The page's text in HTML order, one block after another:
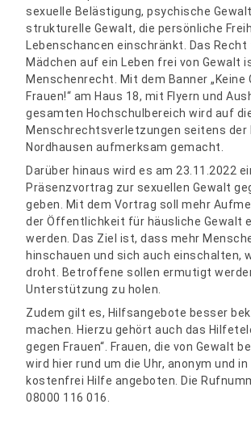
sexuelle Belästigung, psychische
strukturelle Gewalt, die persönliche
Lebenschancen einschränkt. Das Recht
Mädchen auf ein Leben frei von Gewalt
Menschenrecht. Mit dem Banner „Keine
Frauen!“ am Haus 18, mit Flyern und
gesamten Hochschulbereich wird auf
Menschrechtsverletzungen seitens der
Nordhausen aufmerksam gemacht.
Darüber hinaus wird es am 23.11.2022
Präsenzvortrag zur sexuellen Gewalt
geben. Mit dem Vortrag soll mehr
der Öffentlichkeit für häusliche Gewalt
werden. Das Ziel ist, dass mehr
hinschauen und sich auch einschalten,
droht. Betroffene sollen ermutigt
Unterstützung zu holen.
Zudem gilt es, Hilfsangebote besser
machen. Hierzu gehört auch das
gegen Frauen“. Frauen, die von Gewalt
wird hier rund um die Uhr, anonym und
kostenfrei Hilfe angeboten. Die
08000 116 016.